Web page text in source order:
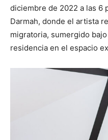
diciembre de 2022 a las 6
Darmah, donde el artista
migratoria, sumergido
residencia en el espacio